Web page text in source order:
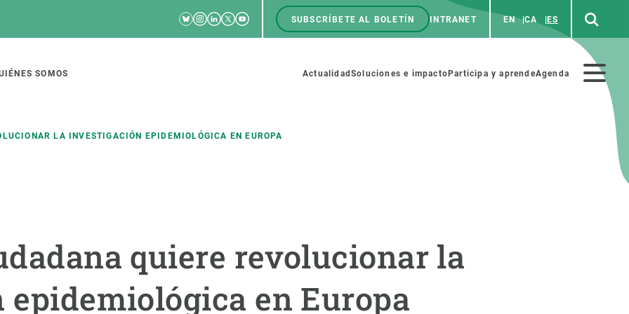
RRSS
Bluesky
Instagram
Linkedin
TwitterYoutube
Menú
top
SUBSCRÍBETE AL BOLETÍN INTRANET EN CA ES
SOMOS
Menú
Actualidad Soluciones e impacto Participa y aprendeAgenda
LA INVESTIGACIÓN EPIDEMIOLÓGICA EN EUROPA
quiere revolucionar la
en Europa
de ecosistemas
Soluciones
Innovación
Política y gestión
Estrategia de Recursos Humanos
Pide tu MSCA-PF